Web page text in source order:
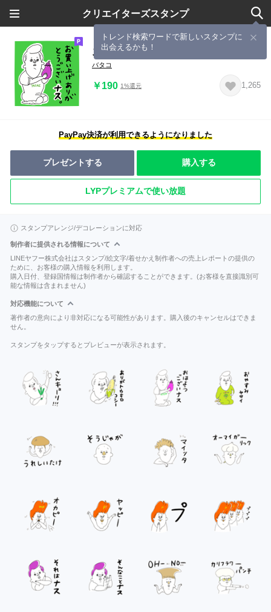
クリエイターズスタンプ
トレンド検索ワードで新しいスタンプに
出会えるかも！
スーパーヤサイジン
バタコ
￥190 1%還元 1,265
PayPay決済が利用できるようになりました
プレゼントする 購入する
LYPプレミアムで使い放題
スタンプアレンジ/デコレーションに対応
制作者に提供される情報について
LINEヤフー株式会社はスタンプ/絵文字/着せかえ制作者への売上レポートの提供の
ために、お客様の購入情報を利用します。
購入日付、登録国情報は制作者から確認することができます。(お客様を直接識別可
能な情報は含まれません)
対応機能について
著作者の意向により非対応になる可能性があります。購入後のキャンセルはできま
せん。
スタンプをタップするとプレビューが表示されます。